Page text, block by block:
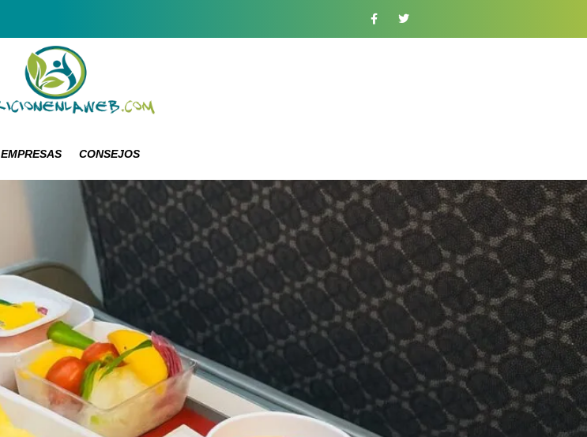
EMPRESAS CONSEJOS